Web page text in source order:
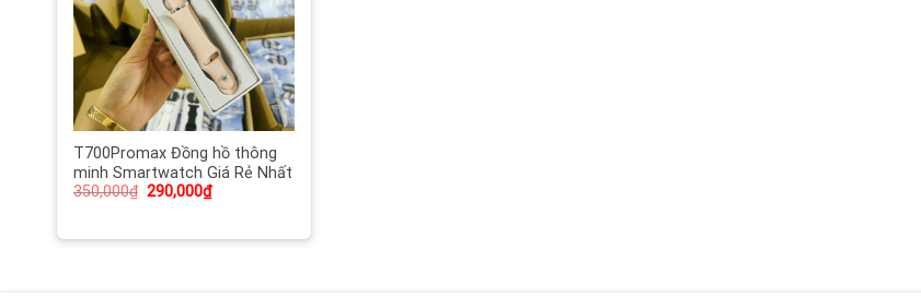
T700Promax Đồng hồ thông
minh Smartwatch Giá Rẻ Nhất
350,000₫ 290,000₫